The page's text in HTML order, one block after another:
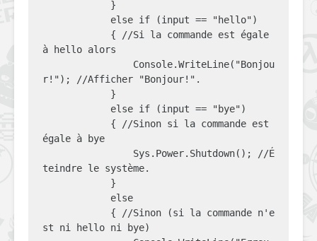
à hello alors
r!"); //Afficher "Bonjour!".
égale à bye
teindre le système.
st ni hello ni bye)